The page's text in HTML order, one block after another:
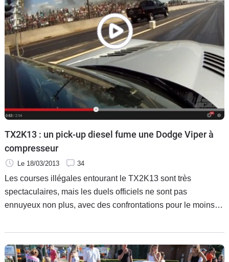
TX2K13 : un pick-up diesel fume une Dodge Viper à
compresseur
Le 18/03/2013 34
Les courses illégales entourant le TX2K13 sont très
spectaculaires, mais les duels officiels ne sont pas
ennuyeux non plus, avec des confrontations pour le moins
se placer sur la ligne de